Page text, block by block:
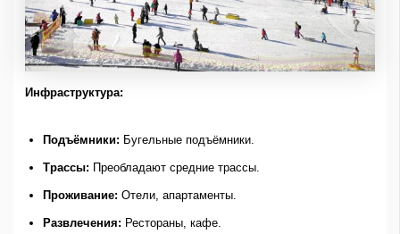
Инфраструктура:
Подъёмники: Бугельные подъёмники.
Трассы: Преобладают средние трассы.
Проживание: Отели, апартаменты.
Развлечения: Рестораны, кафе.